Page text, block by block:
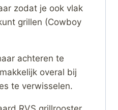
zodat je ook vlak
grillen (Cowboy
achteren te
overal bij
te verwisselen.